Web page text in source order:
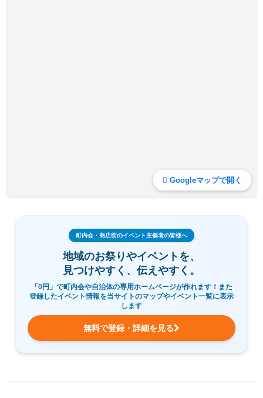
Googleマップで開く
町内会・商店街のイベント主催者の皆様へ
地域のお祭りやイベントを、
見つけやすく、伝えやすく。
「0円」で町内会や自治体の専用ホームページが作れます！また
登録したイベント情報を当サイトのマップやイベント一覧に表示
します
無料で登録・詳細を見る